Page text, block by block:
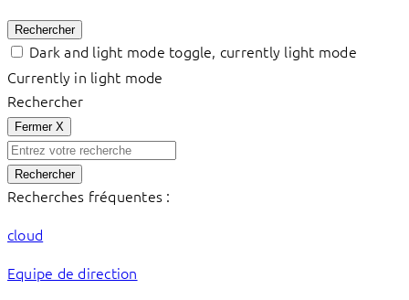
Rechercher
Dark and light mode toggle, currently light mode
Currently in light mode
Rechercher
Fermer X
Rechercher
Recherches fréquentes :
cloud
Equipe de direction